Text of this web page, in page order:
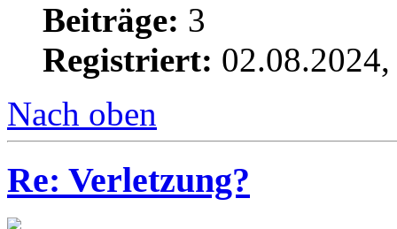
Beiträge: 3
Registriert:
Nach oben
Re: Verletzung?